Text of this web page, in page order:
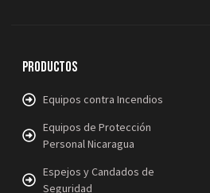
Productos
Equipos contra Incendios
Equipos de Protección
Personal Nicaragua
Espejos y Candados de
Seguridad